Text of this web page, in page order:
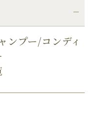
ンプー/コンディ